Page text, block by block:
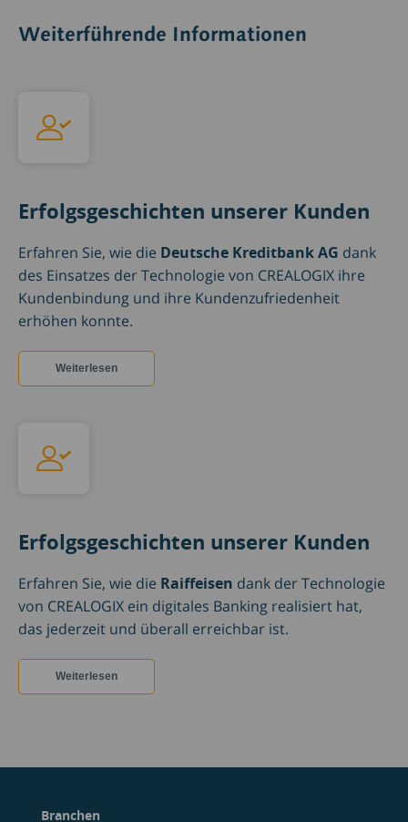
Weiterführende Informationen
Erfolgsgeschichten unserer Kunden
Erfahren Sie, wie die Deutsche Kreditbank AG dank
des Einsatzes der Technologie von CREALOGIX ihre
Kundenbindung und ihre Kundenzufriedenheit
erhöhen konnte.
Weiterlesen
Erfolgsgeschichten unserer Kunden
Erfahren Sie, wie die Raiffeisen dank der Technologie
von CREALOGIX ein digitales Banking realisiert hat,
das jederzeit und überall erreichbar ist.
Weiterlesen
Branchen